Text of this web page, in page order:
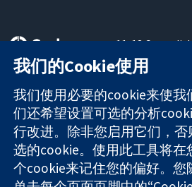
可信任的证据
知情决定
更完善的医疗健
康
11-13
Square
London
W1G 0AN
United Kingdom
我们的Cookie使用
我们使用必要的cookie来使我
们还希望设置可选的分析
行改进。除非您启用它们，
选的cookie。使用此工具将在
个cookie来记住您的偏好。您